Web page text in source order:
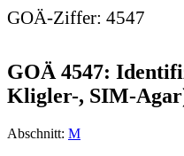
GOÄ-Ziffer: 4547
GOÄ 4547:
Kligler-, SIM-
Abschnitt: M